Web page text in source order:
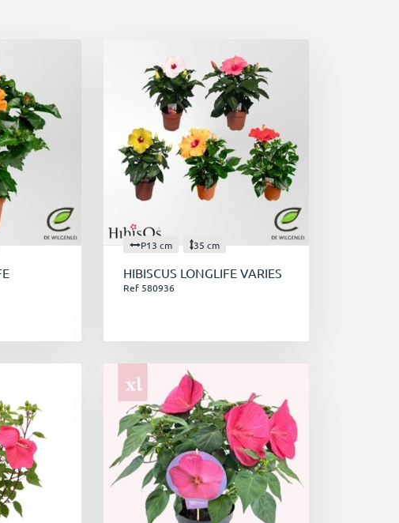
P13 cm 35 cm
HIBISCUS LONGLIFE VARIES
Ref 580936